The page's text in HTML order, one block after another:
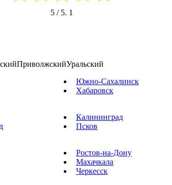
5 / 5. 1
ПриволжскийУральский
Южно-Сахалинск
Хабаровск
Калининград
Псков
Ростов-на-Дону
Махачкала
Черкесск